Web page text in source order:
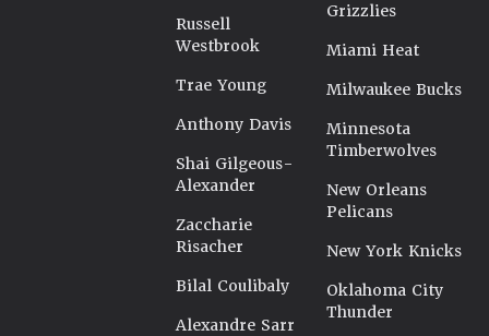
Russell
Westbrook
Trae Young
Anthony Davis
Shai Gilgeous-
Alexander
Zaccharie
Risacher
Bilal Coulibaly
Alexandre Sarr
Grizzlies
Miami Heat
Milwaukee Bucks
Minnesota
Timberwolves
New Orleans
Pelicans
New York Knicks
Oklahoma City
Thunder